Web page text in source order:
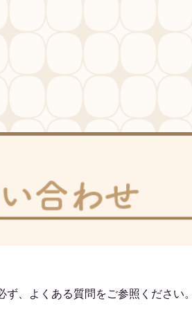
ず、よくある質問をご参照ください